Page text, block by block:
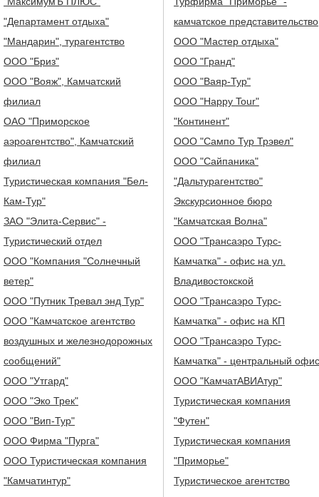
"Департамент отдыха"
"Мандарин", турагентство
ООО "Бриз"
ООО "Вояж", Камчатский
филиал
ОАО "Приморское
аэроагентство", Камчатский
филиал
Туристическая компания "Бел-
Кам-Тур"
ЗАО "Элита-Сервис" -
Туристический отдел
ООО "Компания "Солнечный
ветер"
ООО "Путник Тревал энд Тур"
ООО "Камчатское агентство
воздушных и железнодорожных
сообщений"
ООО "Утгард"
ООО "Эко Трек"
ООО "Вип-Тур"
ООО Фирма "Пурга"
ООО Туристическая компания
"Камчатинтур"
камчатское представительство
ООО "Мастер отдыха"
ООО "Гранд"
ООО "Ваяр-Тур"
ООО "Happy Tour"
"Континент"
ООО "Сампо Тур Трэвел"
ООО "Сайпаника"
"Дальтурагентство"
Экскурсионное бюро
"Камчатская Волна"
ООО "Трансаэро Турс-
Камчатка" - офис на ул.
Владивостокской
ООО "Трансаэро Турс-
Камчатка" - офис на КП
ООО "Трансаэро Турс-
Камчатка" - центральный офис
ООО "КамчатАВИАтур"
Туристическая компания
"Футен"
Туристическая компания
"Приморье"
Туристическое агентство